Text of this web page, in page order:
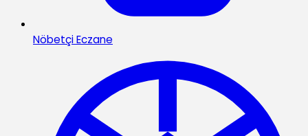
Nöbetçi Eczane